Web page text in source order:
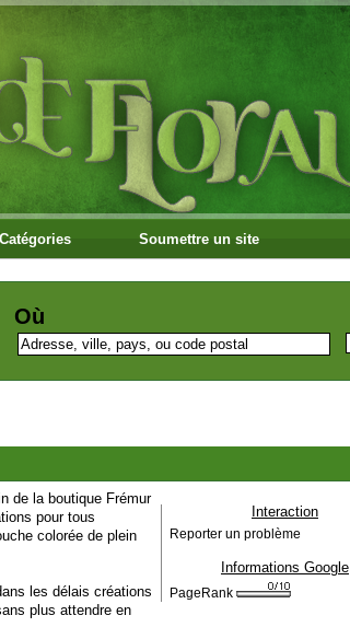
Catégories Soumettre un site
Où
de la boutique Frémur
pour tous
colorée de plein
les délais créations
plus attendre en
Interaction
Reporter un problème
Informations Google
PageRank